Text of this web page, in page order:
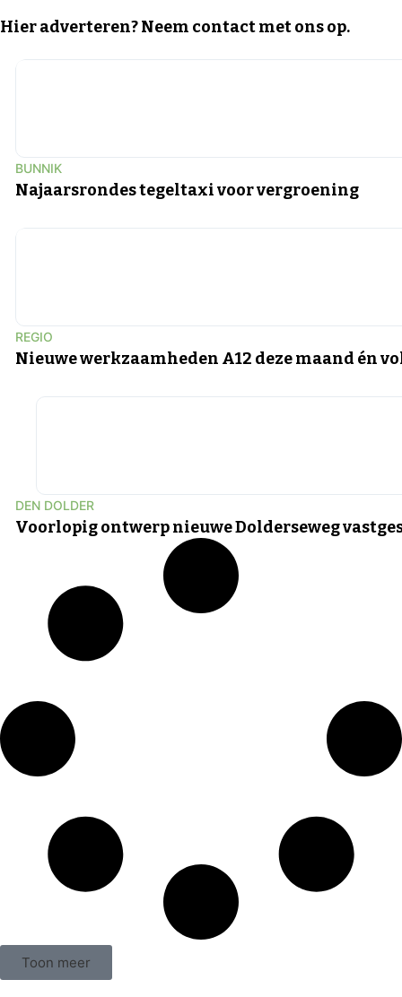
Hier adverteren? Neem contact met ons op.
BUNNIK
Najaarsrondes tegeltaxi voor vergroening
REGIO
Nieuwe werkzaamheden A12 deze maand én
DEN DOLDER
Voorlopig ontwerp nieuwe Dolderseweg
Toon meer